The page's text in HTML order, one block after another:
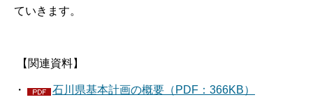
ていきます。
【関連資料】
・ 石川県基本計画の概要（PDF：366KB）